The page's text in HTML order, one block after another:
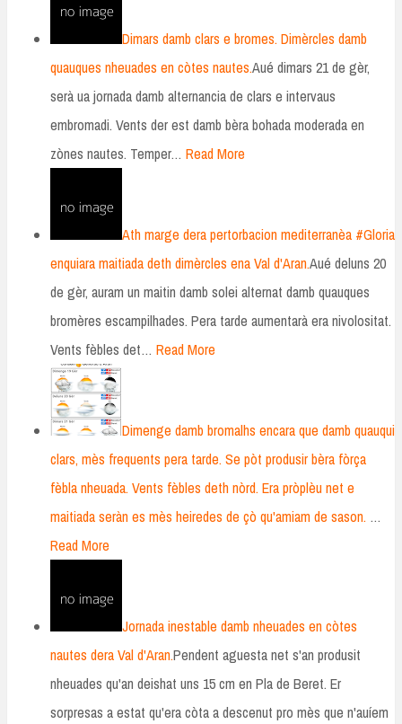
Dimars damb clars e bromes. Dimèrcles damb
quauques nheuades en còtes nautes.Aué dimars 21 de gèr,
serà ua jornada damb alternancia de clars e intervaus
embromadi. Vents der est damb bèra bohada moderada en
zònes nautes. Temper… Read More
Ath marge dera pertorbacion mediterranèa #Gloria
enquiara maitiada deth dimèrcles ena Val d'Aran.Aué deluns 20
de gèr, auram un maitin damb solei alternat damb quauques
bromères escampilhades. Pera tarde aumentarà era nivolositat.
Vents fèbles det… Read More
Dimenge damb bromalhs encara que damb quauqui
clars, mès frequents pera tarde. Se pòt produsir bèra fòrça
fèbla nheuada. Vents fèbles deth nòrd. Era pròplèu net e
maitiada seràn es mès heiredes de çò qu'amiam de sason. …
Read More
Jornada inestable damb nheuades en còtes
nautes dera Val d'Aran.Pendent aguesta net s'an produsit
nheuades qu'an deishat uns 15 cm en Pla de Beret. Er
sorpresas a estat qu'era còta a descenut pro mès que n'auíem